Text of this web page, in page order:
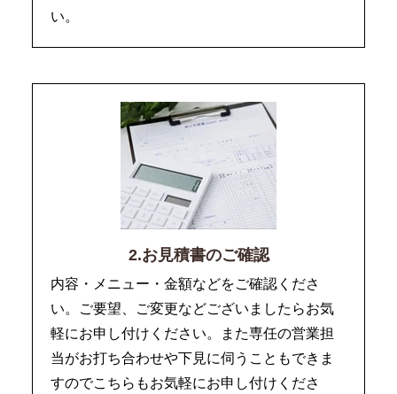
い。
2.お見積書のご確認
内容・メニュー・金額などをご確認くださ
い。ご要望、ご変更などございましたらお気
軽にお申し付けください。また専任の営業担
当がお打ち合わせや下見に伺うこともできま
すのでこちらもお気軽にお申し付けくださ